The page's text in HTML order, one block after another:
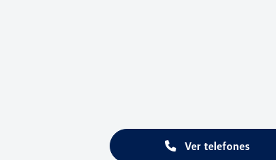
Ver telefones